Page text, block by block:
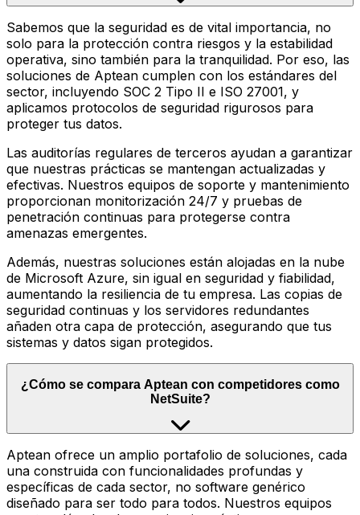
Sabemos que la seguridad es de vital importancia, no
solo para la protección contra riesgos y la estabilidad
operativa, sino también para la tranquilidad. Por eso, las
soluciones de Aptean cumplen con los estándares del
sector, incluyendo SOC 2 Tipo II e ISO 27001, y
aplicamos protocolos de seguridad rigurosos para
proteger tus datos.
Las auditorías regulares de terceros ayudan a garantizar
que nuestras prácticas se mantengan actualizadas y
efectivas. Nuestros equipos de soporte y mantenimiento
proporcionan monitorización 24/7 y pruebas de
penetración continuas para protegerse contra
amenazas emergentes.
Además, nuestras soluciones están alojadas en la nube
de Microsoft Azure, sin igual en seguridad y fiabilidad,
aumentando la resiliencia de tu empresa. Las copias de
seguridad continuas y los servidores redundantes
añaden otra capa de protección, asegurando que tus
sistemas y datos sigan protegidos.
¿Cómo se compara Aptean con competidores como
NetSuite?
Aptean ofrece un amplio portafolio de soluciones, cada
una construida con funcionalidades profundas y
específicas de cada sector, no software genérico
diseñado para ser todo para todos. Nuestros equipos